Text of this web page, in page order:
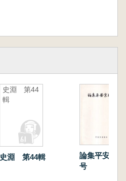
史淵 第44
輯
史淵 第44輯
論集平安京
号